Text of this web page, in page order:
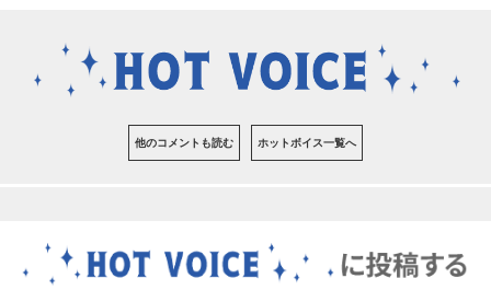
他のコメントも読む ホットボイス一覧へ